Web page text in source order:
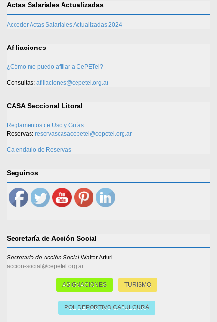
Actas Salariales Actualizadas
Acceder Actas Salariales Actualizadas 2024
Afiliaciones
¿Cómo me puedo afiliar a CePETel?
Consultas: afiliaciones@cepetel.org.ar
CASA Seccional Litoral
Reglamentos de Uso y Guías
Reservas: reservascasacepetel@cepetel.org.ar
Calendario de Reservas
Seguinos
Secretaría de Acción Social
Secretario de Acción Social Walter Arturi
accion-social@cepetel.org.ar
ASIGNACIONES TURISMO
POLIDEPORTIVO CAFULCURÁ